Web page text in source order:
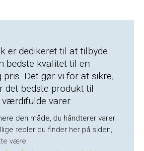
er dedikeret til at tilbyde
bedste kvalitet til en
Det gør vi for at sikre,
det bedste produkt til
varer.
den måde, du håndterer varer
reoler du finder her på siden,
være